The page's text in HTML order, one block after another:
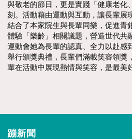
與敬老的節日，更是實踐「健康老化
刻。活動藉由運動與互動，讓長輩展
結合了本家院生與長輩同樂，促進青
體驗「樂齡」相關議題，營造世代共
運動會她為長輩的認真、全力以赴感
舉行頒獎典禮，長輩們滿載笑容領獎
輩在活動中展現熱情與笑容，是最美
蹦新聞